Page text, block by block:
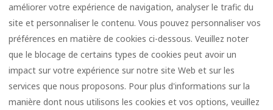
Google Vacation Le Prestige
Cookies
améliorer votre expérience de navigation, analyser le trafic du
site et personnaliser le contenu. Vous pouvez personnaliser vos
préférences en matière de cookies ci-dessous. Veuillez noter
que le blocage de certains types de cookies peut avoir un
impact sur votre expérience sur notre site Web et sur les
services que nous proposons. Pour plus d'informations sur la
manière dont nous utilisons les cookies et vos options, veuillez